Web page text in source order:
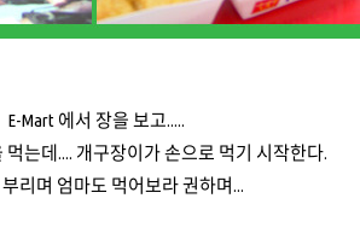
E-Mart 에서 장을 보고.....
는데.... 개구장이가 손으로 먹기 시작한다.
리며 엄마도 먹어보라 권하며...